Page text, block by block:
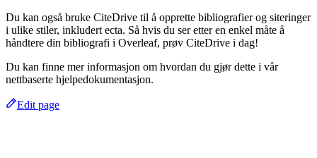
Du kan også bruke CiteDrive til å opprette bibliografier og siteringer
i ulike stiler, inkludert ecta. Så hvis du ser etter en enkel måte å
håndtere din bibliografi i Overleaf, prøv CiteDrive i dag!
Du kan finne mer informasjon om hvordan du gjør dette i vår
nettbaserte hjelpedokumentasjon.
Edit page